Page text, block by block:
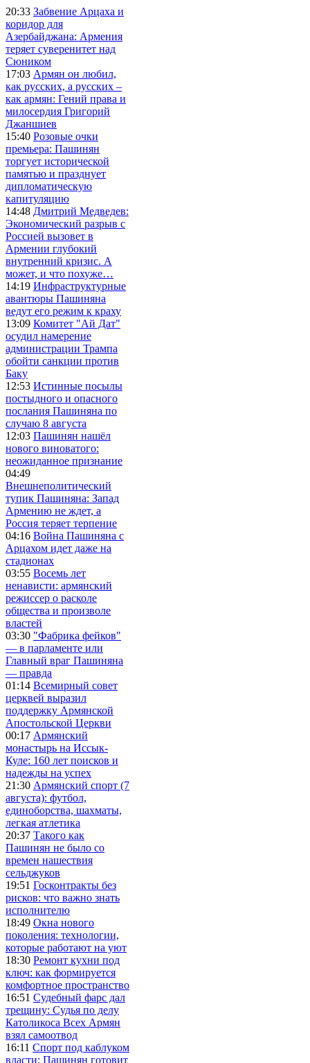
20:33 Забвение Арцаха и
коридор для
Азербайджана: Армения
теряет суверенитет над
Сюником
17:03 Армян он любил,
как русских, а русских –
как армян: Гений права и
милосердия Григорий
Джаншиев
15:40 Розовые очки
премьера: Пашинян
торгует исторической
памятью и празднует
дипломатическую
капитуляцию
14:48 Дмитрий Медведев:
Экономический разрыв с
Россией вызовет в
Армении глубокий
внутренний кризис. А
может, и что похуже…
14:19 Инфраструктурные
авантюры Пашиняна
ведут его режим к краху
13:09 Комитет "Ай Дат"
осудил намерение
администрации Трампа
обойти санкции против
Баку
12:53 Истинные посылы
постыдного и опасного
послания Пашиняна по
случаю 8 августа
12:03 Пашинян нашёл
нового виноватого:
неожиданное признание
04:49
Внешнеполитический
тупик Пашиняна: Запад
Армению не ждет, а
Россия теряет терпение
04:16 Война Пашиняна с
Арцахом идет даже на
стадионах
03:55 Восемь лет
ненависти: армянский
режиссер о расколе
общества и произволе
властей
03:30 "Фабрика фейков"
— в парламенте или
Главный враг Пашиняна
— правда
01:14 Всемирный совет
церквей выразил
поддержку Армянской
Апостольской Церкви
00:17 Армянский
монастырь на Иссык-
Куле: 160 лет поисков и
надежды на успех
21:30 Армянский спорт (7
августа): футбол,
единоборства, шахматы,
легкая атлетика
20:37 Такого как
Пашинян не было со
времен нашествия
сельджуков
19:51 Госконтракты без
рисков: что важно знать
исполнителю
18:49 Окна нового
поколения: технологии,
которые работают на уют
18:30 Ремонт кухни под
ключ: как формируется
комфортное пространство
16:51 Судебный фарс дал
трещину: Судья по делу
Католикоса Всех Армян
взял самоотвод
16:11 Спорт под каблуком
власти: Пашинян готовит